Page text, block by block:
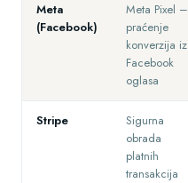
Meta
(Facebook)
Meta Pixel –
praćenje
konverzija iz
Facebook
oglasa
Stripe
Sigurna
obrada
platnih
transakcija